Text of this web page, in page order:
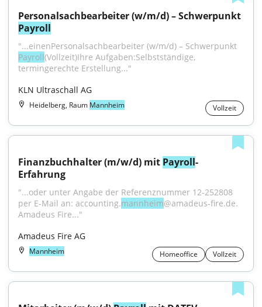
Payroll
Payroll(Vollzeit)Ihre Aufgaben:Selbstständige,
termingerechte Erstellung..."
KLN Ultraschall AG
Heidelberg, Raum Mannheim Vollzeit
Finanzbuchhalter (m/w/d) mit Payroll-
Erfahrung
"...oder unter Angabe der Referenznummer 12-252808
per E-Mail an: accounting.mannheim@amadeus-fire.de.
Amadeus Fire..."
Amadeus Fire AG
Mannheim Homeoffice Vollzeit